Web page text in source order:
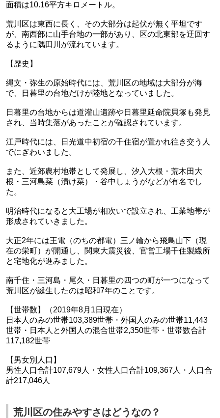
面積は10.16平方キロメートル。
荒川区は東西に長く、その大部分は起伏が無く平坦です
が、南西部に山手台地の一部があり、区の北東部を迂回す
るように隅田川が流れています。
【歴史】
縄文・弥生の原始時代には、荒川区の地域は大部分が海
で、日暮里の台地だけが陸地となっていました。
日暮里の台地からは道灌山遺跡や日暮里延命院貝塚も発見
され、当時集落があったことが確認されています。
江戸時代には、日光道中初宿の千住宿が置かれ往き交う人
でにぎわいました。
また、近郊農村地帯として発展し、汐入大根・荒木田大
根・三河島菜（漬け菜）・谷中しょうがなどが有名でし
た。
明治時代になると大工場が相次いで設立され、工業地帯が
形成されていきました。
大正2年には王電（のちの都電）三ノ輪から飛鳥山下（現
在の栄町）が開通し、関東大震災後、官営工場千住製繊所
と宅地化が進みました。
南千住・三河島・尾久・日暮里の四つの町が一つになって
荒川区が誕生したのは昭和7年のことです。
【世帯数】（2019年8月1日現在）
日本人のみの世帯103,389世帯・外国人のみの世帯11,443
世帯・日本人と外国人の混合世帯2,350世帯・世帯数合計
117,182世帯
【男女別人口】
男性人口合計107,679人・女性人口合計109,367人・人口合
計217,046人
荒川区の住みやすさはどうなの？